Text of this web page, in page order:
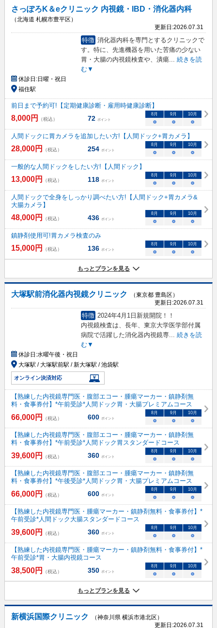
さっぽろK＆eクリニック 内視鏡・IBD・消化器内科
（北海道 札幌市豊平区）
更新日:2026.07.31
特徴 消化器内科を専門とするクリニックで
す。特に、先進機器を用いた苦痛の少ない
胃・大腸の内視鏡検査や、潰瘍...
続きを読
む▼
休診日:日曜・祝日
福住駅
前日まで予約可!【定期健康診断・雇用時健康診断】
8,000円 （税込） 72 ポイント
8 月 9 月 10月
○ ○ ○
人間ドックに胃カメラを追加したい方!【人間ドック+胃カメラ】
28,000円 （税込） 254 ポイント
8 月 9 月 10月
○ ○ ○
一般的な人間ドックをしたい方!【人間ドック】
13,000円 （税込） 118 ポイント
8 月 9 月 10月
○ ○ ○
人間ドックで全身をしっかり調べたい方!【人間ドック+胃カメラ&
大腸カメラ】
48,000円 （税込） 436 ポイント
8 月 9 月 10月
○ ○ ○
鎮静剤使用可!胃カメラ検査のみ
15,000円 （税込） 136 ポイント
8 月 9 月 10月
○ ○ ○
もっとプランを見る
大塚駅前消化器内視鏡クリニック
（東京都 豊島区）
更新日:2026.07.31
特徴 2024年4月1日新規開院！！
内視鏡検査は、長年、東京大学医学部付属
病院で活躍した消化器内視鏡専... 続きを読
む▼
休診日:水曜午後・祝日
大塚駅 / 大塚駅前駅 / 新大塚駅 / 池袋駅
オンライン決済対応
【熟練した内視鏡専門医・腹部エコー・腫瘍マーカー・鎮静剤無
料・食事券付】*午前受診*人間ドック胃・大腸プレミアムコース
66,000円 （税込） 600 ポイント
8月 9月 10月
○ ○ ○
【熟練した内視鏡専門医・腹部エコー・腫瘍マーカー・鎮静剤無
料・食事券付】*午前受診*人間ドック胃スタンダードコース
39,600円 （税込） 360 ポイント
8月 9月 10月
○ ○ ○
【熟練した内視鏡専門医・腹部エコー・腫瘍マーカー・鎮静剤無
料・食事券付】*午後受診*人間ドック胃・大腸プレミアムコース
66,000円 （税込） 600 ポイント
8月 9月 10月
○ ○ ○
【熟練した内視鏡専門医・腫瘍マーカー・鎮静剤無料・食事券付】*
午前受診*人間ドック大腸スタンダードコース
39,600円 （税込） 360 ポイント
8月 9月 10月
○ ○ ○
【熟練した内視鏡専門医・腫瘍マーカー・鎮静剤無料・食事券付】*
午前受診*胃・大腸内視鏡コース
38,500円 （税込） 350 ポイント
8月 9月 10月
○ ○ ○
もっとプランを見る
新横浜国際クリニック
（神奈川県 横浜市港北区）
更新日:2026.07.31